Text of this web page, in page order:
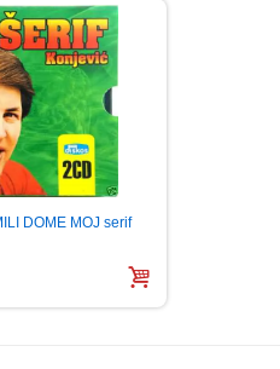
DOME MOJ serif